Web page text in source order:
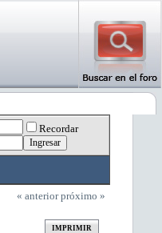
Recordar
« anterior próximo »
IMPRIMIR